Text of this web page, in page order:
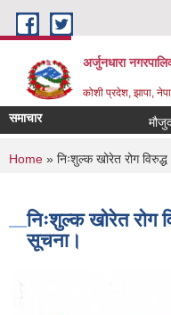
Skip to main content
अर्जुनधारा
कोशी प्रदेश, झापा,
समाचार मौजुदा
You are here
Home » निःशुल्क खोरेत रोग
निःशुल्क खोरेत रोग
सूचना।